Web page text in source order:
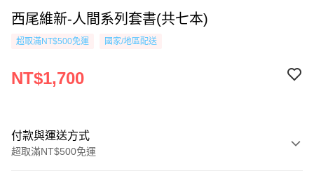
西尾維新-人間系列套書(共七本)
超取滿NT$500免運 國家/地區配送
NT$1,700
付款與運送方式
超取滿NT$500免運